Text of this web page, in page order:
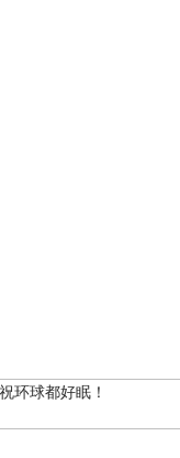
环球都好眠！